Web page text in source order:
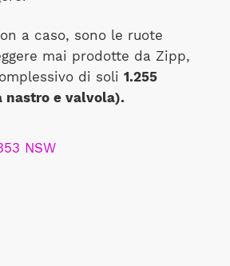
a caso, sono le ruote
mai prodotte da Zipp,
di soli 1.255
nastro e valvola).